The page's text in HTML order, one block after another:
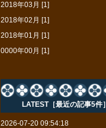
2018年03月 [1]
2018年02月 [1]
2018年01月 [1]
0000年00月 [1]
LATEST［最近の記事5件］
2026-07-20 09:54:18